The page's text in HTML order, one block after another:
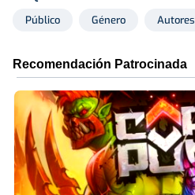
Público Género Autores